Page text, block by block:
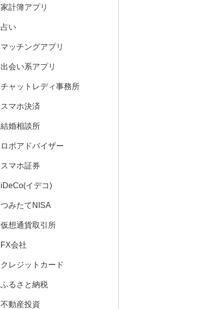
家計簿アプリ
占い
マッチングアプリ
出会い系アプリ
チャットレディ事務所
スマホ決済
結婚相談所
ロボアドバイザー
スマホ証券
iDeCo(イデコ)
つみたてNISA
仮想通貨取引所
FX会社
クレジットカード
ふるさと納税
不動産投資